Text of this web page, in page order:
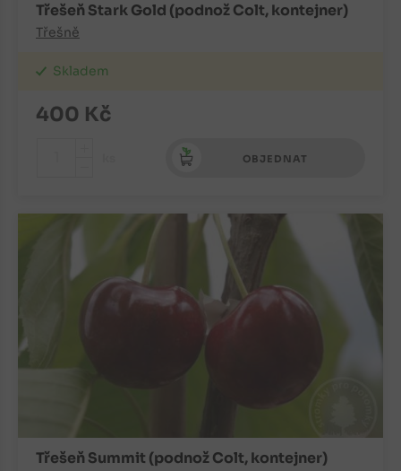
Třešeň Stark Gold (podnož Colt, kontejner)
Třešně
Skladem
400 Kč
OBJEDNAT
Třešeň Summit (podnož Colt, kontejner)